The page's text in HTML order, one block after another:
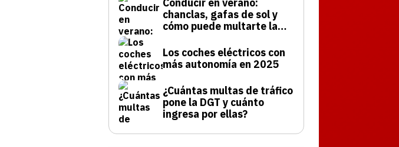
chanclas, gafas de sol y
cómo puede multarte la
Los coches eléctricos con
más autonomía en 2025
¿Cuántas multas de tráfico
pone la DGT y cuánto
ingresa por ellas?